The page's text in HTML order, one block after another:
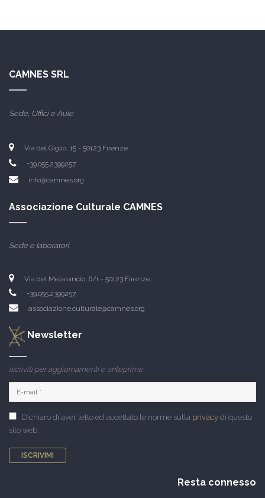
CAMNES SRL
Sede, Uffici e Aule
Via del Giglio, 15 - 50123 Firenze
+39.055.2399257
info@camnes.org
Associazione Culturale CAMNES
Sede e laboratori
Via del Melarancio, 6/r - 50123 Firenze
+39.055.2399257
associazione.culturale@camnes.org
Newsletter
Iscriviti per aggiornamenti e anteprime
Dichiaro di aver letto ed accettato le norme sulla privacy di questo
sito web.
ISCRIVIMI
Resta connesso